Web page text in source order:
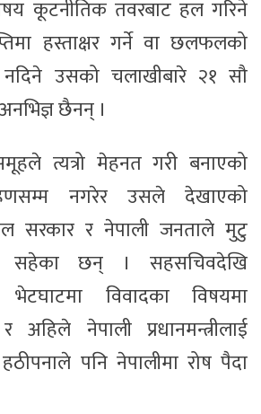
कूटनीतिक तवरबाट हल गरिने
हस्ताक्षर गर्ने वा छलफलको
नदिने उसको चलाखीबारे २१ सौ
छैनन् ।
त्यत्रो मेहनत गरी बनाएको
नगरेर उसले देखाएको
सरकार र नेपाली जनताले मुटु
सहेका छन् । सहसचिवदेखि
भेटघाटमा विवादका विषयमा
अहिले नेपाली प्रधानमन्त्रीलाई
पनि नेपालीमा रोष पैदा